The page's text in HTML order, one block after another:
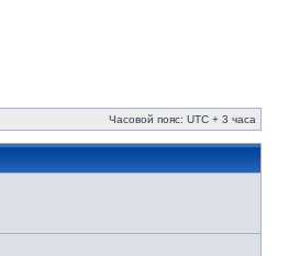
Часовой пояс: UTC + 3 часа